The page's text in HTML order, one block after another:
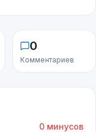
0
Комментариев
0 минусов